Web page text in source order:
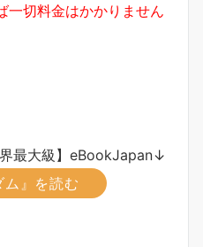
一切料金はかかりません
最大級】eBookJapan↓
ム』を読む